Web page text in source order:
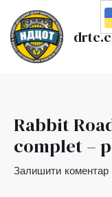
Перейти
вмісту
Rabbit
complet –
Залишити коментар